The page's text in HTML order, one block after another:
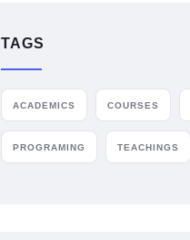
TAGS
ACADEMICS COURSES
PROGRAMING TEACHINGS